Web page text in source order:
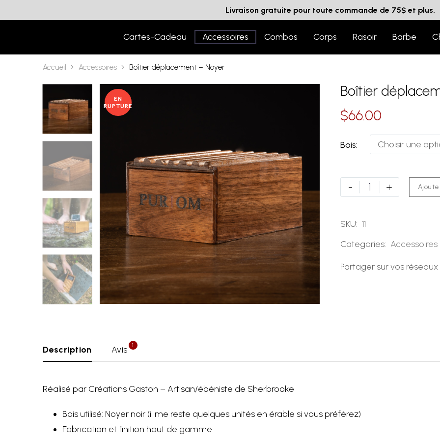
Livraison gratuite pour toute commande de 75$ et plus.
Cartes-Cadeau Accessoires Combos Corps Rasoir Barbe
Accueil Accessoires Boîtier déplacement – Noyer
EN
RUPTURE
Boîtier
$66.00
Bois Choisir une
- +
SKU: 11
Categories: Accessoires
Partager sur vos réseaux
Description Avis 1
Réalisé par Créations Gaston – Artisan/ébéniste de Sherbrooke
Bois utilisé: Noyer noir (il me reste quelques unités en érable si vous préférez)
Fabrication et finition haut de gamme